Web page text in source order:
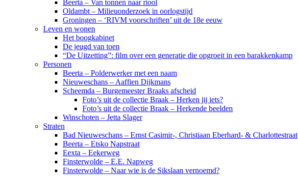
Beerta – Van tonnen naar riool
Oldambt – Milieuonderzoek in oorlogstijd
Groningen – ‘RIVM voorschriften’ uit de 18e eeuw
Leven en wonen
Het boogkabinet
De jeugd van toen
“De Uitzetting”: film over een generatie die opgroeit in een barakkenkamp
Personen
Beerta – Polderwerker met een naam
Nieuweschans – Aaffien Dijkmans
Scheemda – Burgemeester Braaks afscheid
Foto’s uit de collectie Braak – Herken jij iets?
Foto’s uit de collectie Braak – Herkende beelden
Winschoten – Jetta Slager
Straten
Bad Nieuweschans – Ernst Casimir-, Christiaan Eberhard- & Charlottestraat
Beerta – Etsko Napstraat
Eexta – Eekerweg
Finsterwolde – E.E. Napweg
Finsterwolde – Naar wie is de Sikslaan vernoemd?